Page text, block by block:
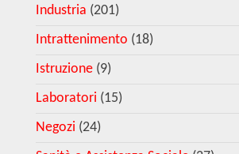
Industria (201)
Intrattenimento (18)
Istruzione (9)
Laboratori (15)
Negozi (24)